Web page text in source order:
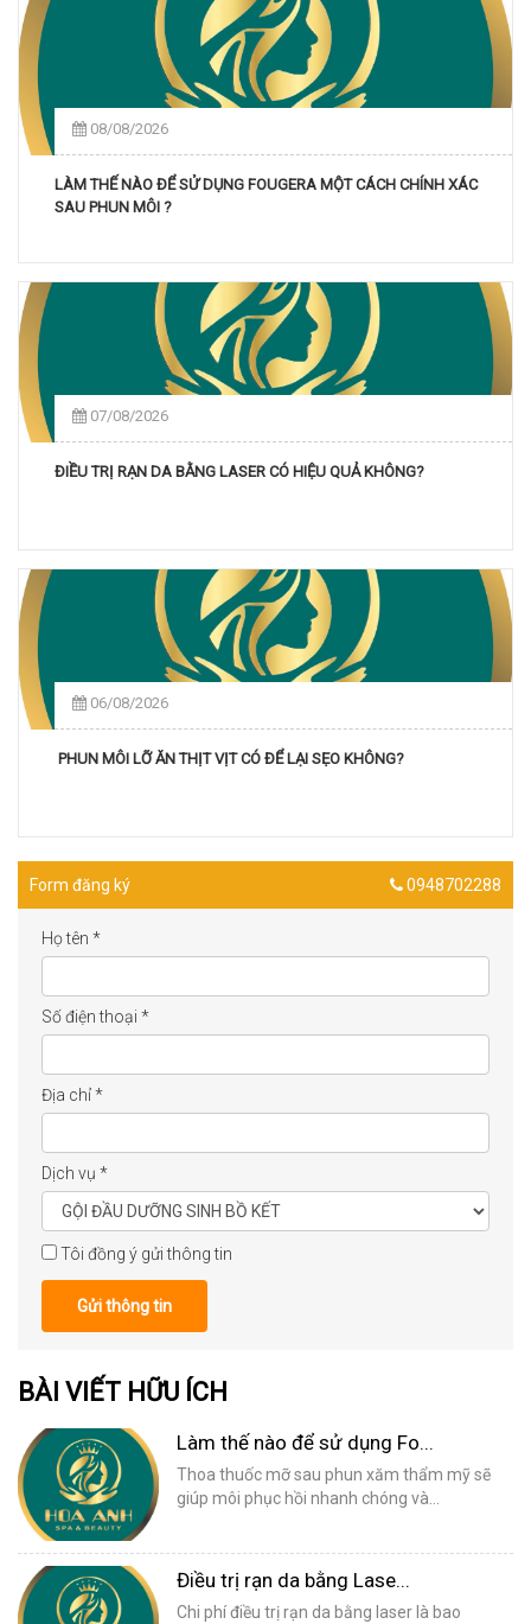
08/08/2026
LÀM THẾ NÀO ĐỂ SỬ DỤNG FOUGERA MỘT CÁCH CHÍNH XÁC
SAU PHUN MÔI ?
07/08/2026
ĐIỀU TRỊ RẠN DA BẰNG LASER CÓ HIỆU QUẢ KHÔNG?
06/08/2026
PHUN MÔI LỠ ĂN THỊT VỊT CÓ ĐỂ LẠI SẸO KHÔNG?
Form đăng ký 0948702288
Họ tên *
Số điện thoại *
Địa chỉ*
Dịch vụ *
Tôi đồng ý gửi thông tin
Gửi thông tin
BÀI VIẾT HỮU ÍCH
Làm thế nào để sử dụng Fo...
Thoa thuốc mỡ sau phun xăm thẩm mỹ sẽ
giúp môi phục hồi nhanh chóng và...
Điều trị rạn da bằng Lase...
Chi phí điều trị rạn da bằng laser là bao